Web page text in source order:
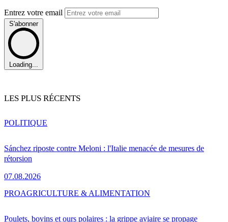
Entrez votre email
S'abonner
Loading...
LES PLUS RÉCENTS
Sánchez riposte contre Meloni : l'Italie menacée de mesures de
rétorsion
07.08.2026
POLITIQUE
Poulets, bovins et ours polaires : la grippe aviaire se propage
PROAGRICULTURE & ALIMENTATION